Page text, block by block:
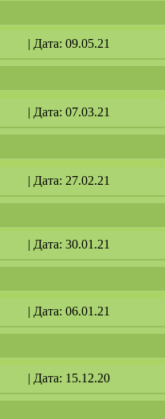
| Дата: 09.05.21
| Дата: 07.03.21
| Дата: 27.02.21
| Дата: 30.01.21
| Дата: 06.01.21
| Дата: 15.12.20